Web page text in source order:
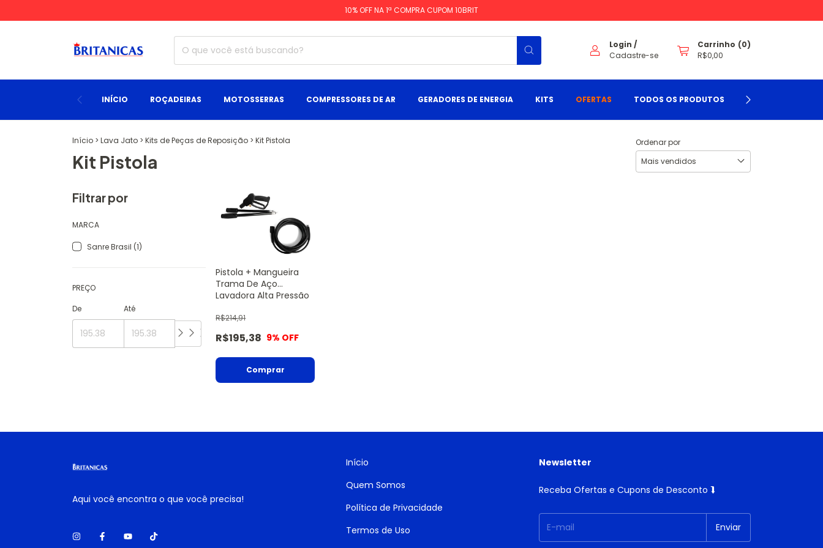
10% OFF NA 1ª COMPRA CUPOM 10BRIT
Login /
Cadastre-se
Carrinho (0)
R$0,00
INÍCIO ROÇADEIRAS MOTOSSERRAS COMPRESSORES DE AR GERADORES DE ENERGIA KITS OFERTAS TODOS OS PRODUTOS BLOG
Início > Lava Jato > Kits de Peças de Reposição > Kit Pistola
Kit Pistola
Ordenar por
Filtrar por
MARCA
Sanre Brasil (1)
PREÇO
De
Até
Pistola + Mangueira
Trama De Aço
Lavadora Alta Pressão
R$195,38
R$214,91
9% OFF
Aqui você encontra o que você precisa!
Início
Quem Somos
Política de Privacidade
Termos de Uso
Newsletter
Receba Ofertas e Cupons de Desconto ⮯